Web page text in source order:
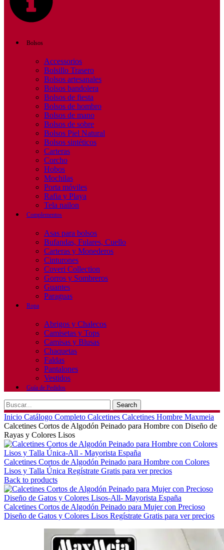
Bolsos
Accessorios
Bolsillo Trasero
Bolsos artesanales
Bolsos bandolera
Bolsos de fiesta
Bolsos de hombro
Bolsos de mano
Bolsos de sobre
Bolsos Piel Natural
Bolsos sintéticos
Carteras
Corcho
Hobos
Mochilas
Porta móviles
Rafia y Playa
Tela nailon
Complementos
Asas para bolsos
Bufandas, Fulares, Cuello
Carteras y Monederos
Cinturones
Coveri Collection
Gorros y Sombreros
Guantes
Paraguas
Ropa
Abrigos y Chalecos
Camisetas y Tops
Camisas y Blusas
Chaquetas
Faldas
Pantalones
Vestidos
Guía de Pedidos
Search
Inicio Catálogo Completo Calcetines Calcetines Hombre Maxmeia
Calcetines Cortos de Algodón Peinado para Hombre con Diseño de
Rayas y Colores Lisos
Calcetines Cortos de Algodón Peinado para Hombre con Colores
Lisos y Talla Única Regístrate Gratis para ver precios
Back to products
Calcetines Cortos de Algodón Peinado para Mujer con Precioso
Diseño de Gatos y Colores Lisos Regístrate Gratis para ver precios